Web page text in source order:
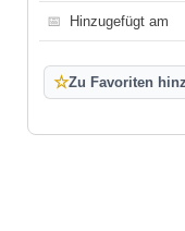
📅 Hinzugefügt am
☆Zu Favoriten